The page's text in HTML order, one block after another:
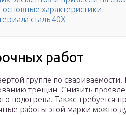
основные характеристики
сталь 40Х
работ
группе по
трещин. Снизить
подогрева. Также требуется
работы этой марки можно